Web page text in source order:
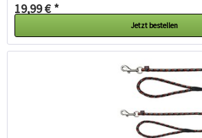
19,99 € *
Jetzt bestellen